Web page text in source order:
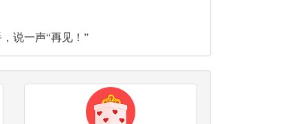
说一声“再见！”